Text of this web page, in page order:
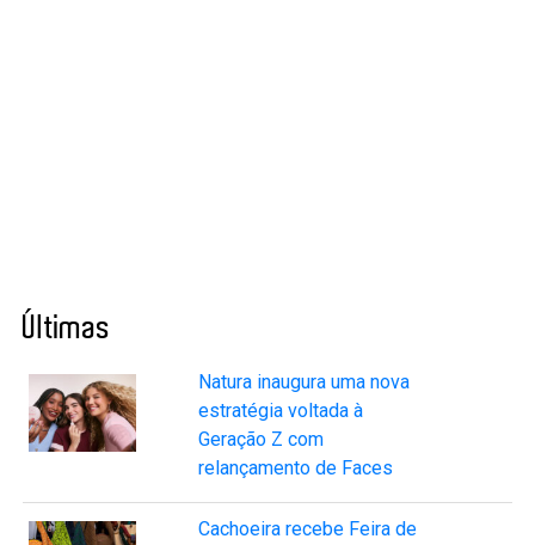
Últimas
Natura inaugura uma nova
estratégia voltada à
Geração Z com
relançamento de Faces
Cachoeira recebe Feira de